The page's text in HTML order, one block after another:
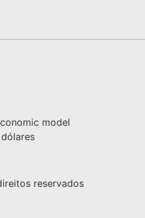
model
reservados